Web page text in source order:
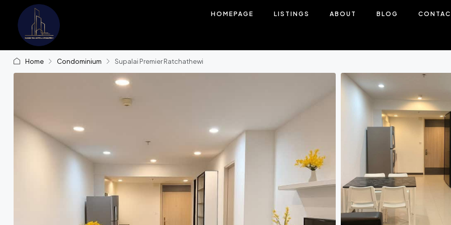
HOMEPAGE LISTINGS ABOUT BLOG
Home Condominium Supalai Premier Ratchathewi